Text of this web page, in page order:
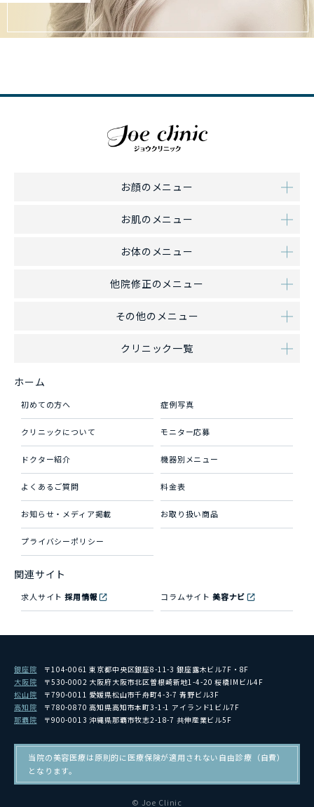
お顔のメニュー
お肌のメニュー
お体のメニュー
他院修正のメニュー
その他のメニュー
クリニック一覧
ホーム
初めての方へ 症例写真
クリニックについて モニター応募
ドクター紹介 機器別メニュー
よくあるご質問 料金表
お知らせ・メディア掲載 お取り扱い商品
プライバシーポリシー
関連サイト
求人サイト採用情報 コラムサイト 美容ナビ
銀座院
〒104-0061 東京都中央区銀座8-11-3 銀座露木ビル7F・8F
大阪院
〒530-0002 大阪府大阪市北区曽根崎新地1-4-20 桜橋IMビル4F
松山院
〒790-0011 愛媛県松山市千舟町4-3-7 青野ビル3F
高知院
〒780-0870 高知県高知市本町3-1-1 アイランド1ビル7F
那覇院
〒900-0013 沖縄県那覇市牧志2-18-7 共伸産業ビル5F
当院の美容医療は原則的に医療保険が適用されない自由診療（自費）
となります。
© Joe Clinic